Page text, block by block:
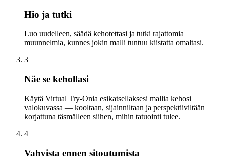
Hio ja tutki
Luo uudelleen, säädä kehotettasi ja tutki rajattomia
muunnelmia, kunnes jokin malli tuntuu kiistatta omaltasi.
3
Näe se kehollasi
Käytä Virtual Try-Onia esikatsellaksesi mallia kehosi
valokuvassa — kooltaan, sijainniltaan ja perspektiiviltään
korjattuna täsmälleen siihen, mihin tatuointi tulee.
4
Vahvista ennen sitoutumista